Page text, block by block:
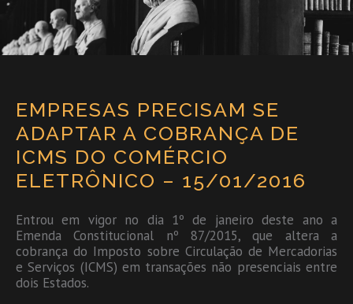
EMPRESAS PRECISAM SE
ADAPTAR A COBRANÇA DE
ICMS DO COMÉRCIO
ELETRÔNICO – 15/01/2016
Entrou em vigor no dia 1º de janeiro deste ano a
Emenda Constitucional nº 87/2015, que altera a
cobrança do Imposto sobre Circulação de Mercadorias
e Serviços (ICMS) em transações não presenciais entre
dois Estados.